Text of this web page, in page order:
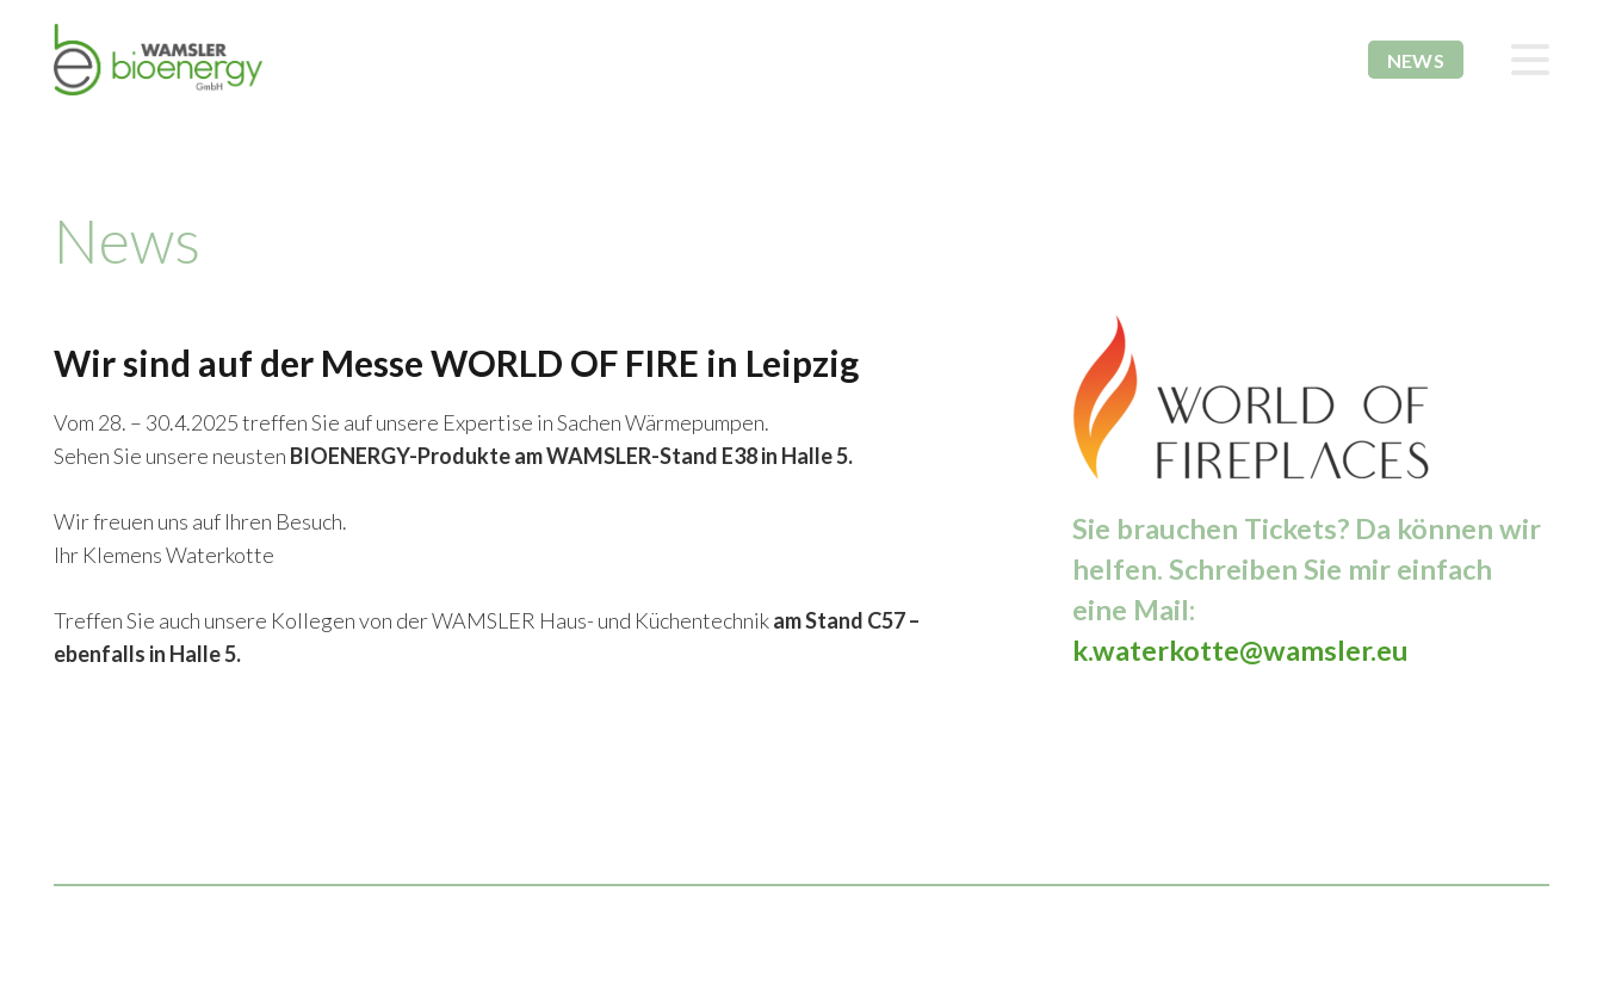
NEWS
News
Wir sind auf der Messe WORLD OF FIRE in Leipzig
Vom 28. – 30.4.2025 treffen Sie auf unsere Expertise in Sachen Wärmepumpen.
Sehen Sie unsere neusten BIOENERGY-Produkte am WAMSLER-Stand E38 in Halle 5.
Wir freuen uns auf Ihren Besuch.
Ihr Klemens Waterkotte
Treffen Sie auch unsere Kollegen von der WAMSLER Haus- und Küchentechnikam Stand C57 –
ebenfalls in Halle 5.
Sie brauchen Tickets? Da können wir
helfen. Schreiben Sie mir einfach
eine Mail:
k.waterkotte@wamsler.eu